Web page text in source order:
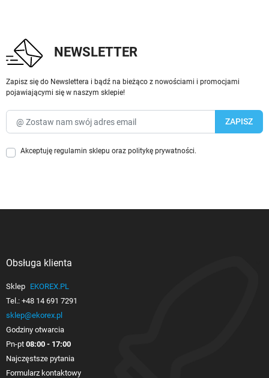
NEWSLETTER
Zapisz się do Newslettera i bądź na bieżąco z nowościami i promocjami
pojawiającymi się w naszym sklepie!
Akceptuję regulamin sklepu oraz politykę prywatności.
Obsługa klienta
Sklep EKOREX.PL
Tel.: +48 14 691 7291
sklep@ekorex.pl
Godziny otwarcia
Pn-pt 08:00 - 17:00
Najczęstsze pytania
Formularz kontaktowy